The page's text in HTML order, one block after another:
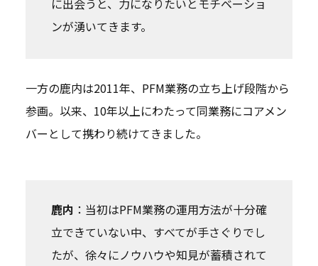
ンが湧いてきます。
一方の鹿内は2011年、PFM業務の立ち上げ段階から
参画。以来、10年以上にわたって同業務にコアメン
バーとして携わり続けてきました。
鹿内 ：当初はPFM業務の運用方法が十分確
立できていない中、すべてが手さぐりでし
たが、徐々にノウハウや知見が蓄積されて